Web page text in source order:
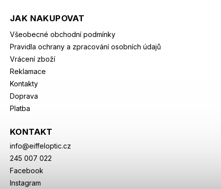
JAK NAKUPOVAT
Všeobecné obchodní podmínky
Pravidla ochrany a zpracování osobních údajů
Vrácení zboží
Reklamace
Kontakty
Doprava
Platba
KONTAKT
info@eiffeloptic.cz
245 007 022
Facebook
Instagram